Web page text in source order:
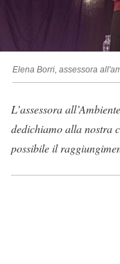
Elena Borri, assessora
L’assessora
dedichiamo alla nostra
possibile il